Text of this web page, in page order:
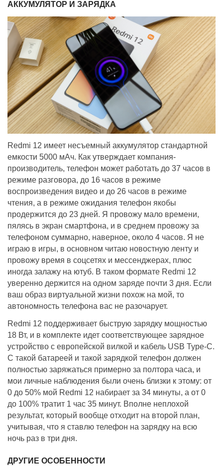
АККУМУЛЯТОР И ЗАРЯДКА
Redmi 12 имеет несъемный аккумулятор стандартной
емкости 5000 мАч. Как утверждает компания-
производитель, телефон может работать до 37 часов в
режиме разговора, до 16 часов в режиме
воспроизведения видео и до 26 часов в режиме
чтения, а в режиме ожидания телефон якобы
продержится до 23 дней. Я провожу мало времени,
пялясь в экран смартфона, и в среднем провожу за
телефоном суммарно, наверное, около 4 часов. Я не
играю в игры, в основном читаю новостную ленту и
провожу время в соцсетях и мессенджерах, плюс
иногда залажу на ютуб. В таком формате Redmi 12
уверенно держится на одном заряде почти 3 дня. Если
ваш образ виртуальной жизни похож на мой, то
автономность телефона вас не разочарует.
Redmi 12 поддерживает быструю зарядку мощностью
18 Вт, и в комплекте идет соответствующее зарядное
устройство с европейской вилкой и кабель USB Type-C.
С такой батареей и такой зарядкой телефон должен
полностью заряжаться примерно за полтора часа, и
мои личные наблюдения были очень близки к этому: от
0 до 50% мой Redmi 12 набирает за 34 минуты, а от 0
до 100% тратит 1 час 35 минут. Вполне неплохой
результат, который вообще отходит на второй план,
учитывая, что я ставлю телефон на зарядку на всю
ночь раз в три дня.
ДРУГИЕ ОСОБЕННОСТИ